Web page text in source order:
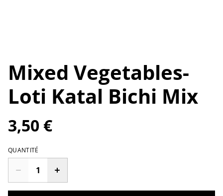
Mixed Vegetables-
Loti Katal Bichi Mix
3,50 €
QUANTITÉ